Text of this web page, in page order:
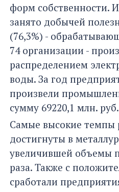
форм собственности.
занято добычей
(76,3%) -
74 организации -
распределением
воды. За год
произвели
сумму 69220,1 млн. руб.
Самые высокие темпы
достигнуты в
увеличившей объемы
раза. Также с
сработали